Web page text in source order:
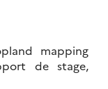
mapping
de stage,